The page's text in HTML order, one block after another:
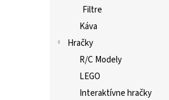
Filtre
Káva
Hračky
R/C Modely
LEGO
Interaktívne hračky